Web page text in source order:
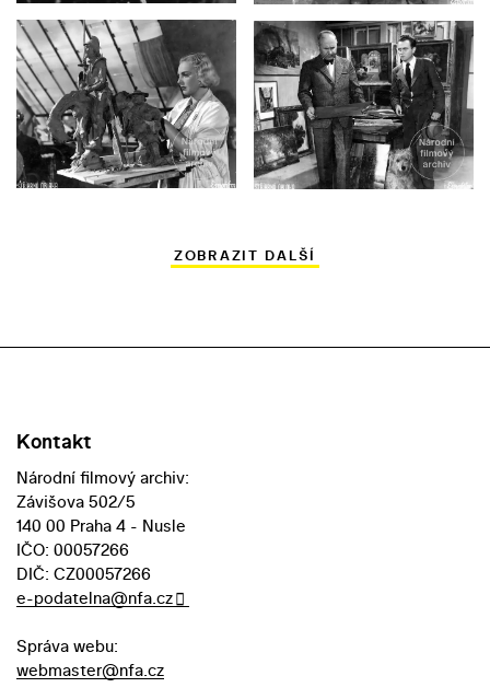
ZOBRAZIT DALŠÍ
Kontakt
Národní filmový archiv:
Závišova 502/5
140 00 Praha 4 - Nusle
IČO: 00057266
DIČ: CZ00057266
e-podatelna@nfa.cz
Správa webu:
webmaster@nfa.cz